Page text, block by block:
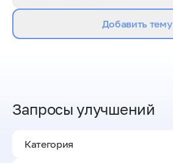
Добавить тему
Запросы улучшений
Категория